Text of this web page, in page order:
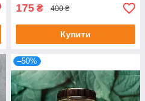
175 ₴ 400 ₴
Купити
–50%